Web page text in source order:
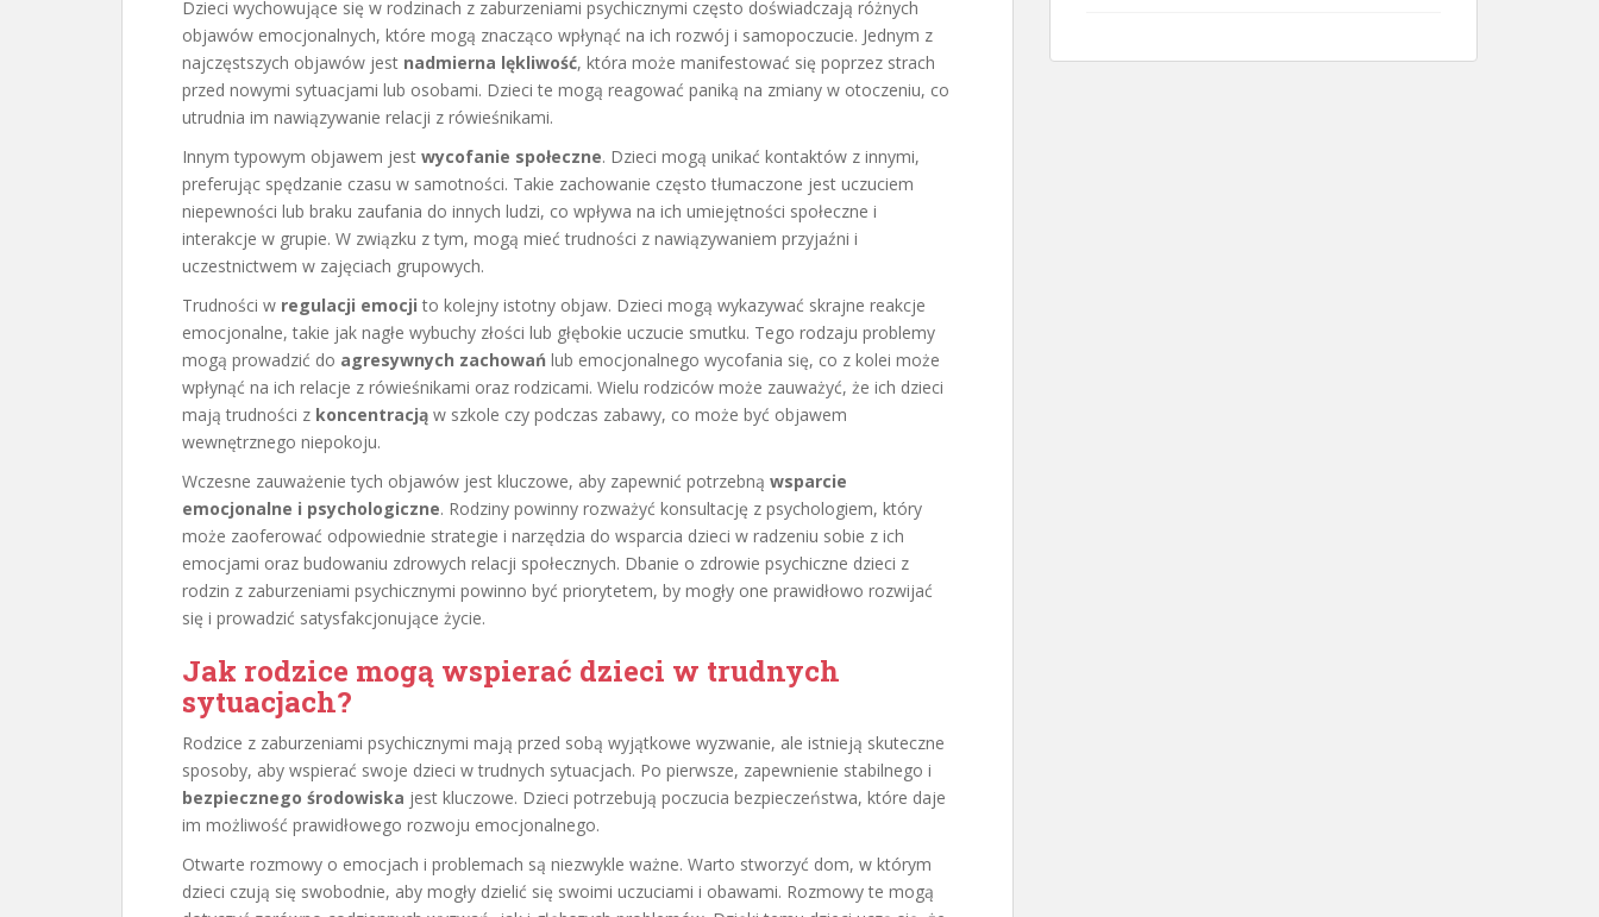
Dzieci wychowujące się w rodzinach z zaburzeniami psychicznymi często doświadczają różnych
objawów emocjonalnych, które mogą znacząco wpłynąć na ich rozwój i samopoczucie. Jednym z
najczęstszych objawów jest nadmierna lękliwość, która może manifestować się poprzez strach
przed nowymi sytuacjami lub osobami. Dzieci te mogą reagować paniką na zmiany w otoczeniu, co
utrudnia im nawiązywanie relacji z rówieśnikami.
Innym typowym objawem jest wycofanie społeczne. Dzieci mogą unikać kontaktów z innymi,
preferując spędzanie czasu w samotności. Takie zachowanie często tłumaczone jest uczuciem
niepewności lub braku zaufania do innych ludzi, co wpływa na ich umiejętności społeczne i
interakcje w grupie. W związku z tym, mogą mieć trudności z nawiązywaniem przyjaźni i
uczestnictwem w zajęciach grupowych.
Trudności w regulacji emocji to kolejny istotny objaw. Dzieci mogą wykazywać skrajne reakcje
emocjonalne, takie jak nagłe wybuchy złości lub głębokie uczucie smutku. Tego rodzaju problemy
mogą prowadzić do agresywnych zachowań lub emocjonalnego wycofania się, co z kolei może
wpłynąć na ich relacje z rówieśnikami oraz rodzicami. Wielu rodziców może zauważyć, że ich dzieci
mają trudności z koncentracją w szkole czy podczas zabawy, co może być objawem
wewnętrznego niepokoju.
Wczesne zauważenie tych objawów jest kluczowe, aby zapewnić potrzebną wsparcie
emocjonalne i psychologiczne. Rodziny powinny rozważyć konsultację z psychologiem, który
może zaoferować odpowiednie strategie i narzędzia do wsparcia dzieci w radzeniu sobie z ich
emocjami oraz budowaniu zdrowych relacji społecznych. Dbanie o zdrowie psychiczne dzieci z
rodzin z zaburzeniami psychicznymi powinno być priorytetem, by mogły one prawidłowo rozwijać
się i prowadzić satysfakcjonujące życie.
Jak rodzice mogą wspierać dzieci w trudnych
sytuacjach?
Rodzice z zaburzeniami psychicznymi mają przed sobą wyjątkowe wyzwanie, ale istnieją skuteczne
sposoby, aby wspierać swoje dzieci w trudnych sytuacjach. Po pierwsze, zapewnienie stabilnego i
bezpiecznego środowiska jest kluczowe. Dzieci potrzebują poczucia bezpieczeństwa, które daje
im możliwość prawidłowego rozwoju emocjonalnego.
Otwarte rozmowy o emocjach i problemach są niezwykle ważne. Warto stworzyć dom, w którym
dzieci czują się swobodnie, aby mogły dzielić się swoimi uczuciami i obawami. Rozmowy te mogą